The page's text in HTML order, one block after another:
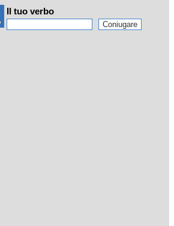
Il tuo verbo